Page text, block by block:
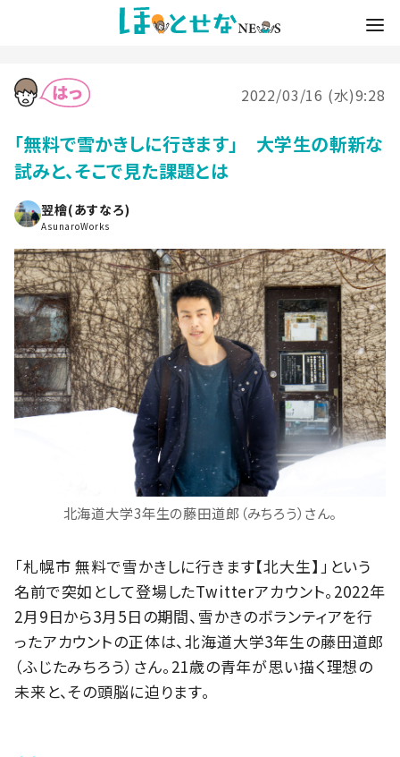
2022/03/16 (水)9:28
「無料で雪かきしに行きます」 大学生の斬新な
試みと、そこで見た課題とは
翌檜(あすなろ)
AsunaroWorks
北海道大学3年生の藤田道郎（みちろう）さん。
「札幌市 無料で雪かきしに行きます【北大生】」という
名前で突如として登場したTwitterアカウント。2022年
2月9日から3月5日の期間、雪かきのボランティアを行
ったアカウントの正体は、北海道大学3年生の藤田道郎
（ふじたみちろう）さん。21歳の青年が思い描く理想の
未来と、その頭脳に迫ります。